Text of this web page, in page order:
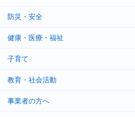
防災・安全
健康・医療・福祉
子育て
教育・社会活動
事業者の方へ